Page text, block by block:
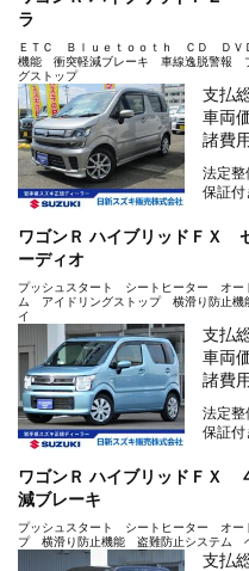
ラ
ＥＴＣ Ｂｌｕｅｔｏｏｔｈ ＣＤ Ｄ
機能 衝突軽減ブレーキ 車線逸脱警報
グストップ
支払
車両
諸費
法定整
保証付
ワゴンＲ ハイブリッドＦＸ
ーディオ
プッシュスタート シートヒーター オ
ム アイドリングストップ 横滑り防止
イ
支払
車両
諸費
法定整
保証付
ワゴンＲ ハイブリッドＦＸ
減ブレーキ
プッシュスタート シートヒーター オ
プ 横滑り防止機能 盗難防止システム
支払